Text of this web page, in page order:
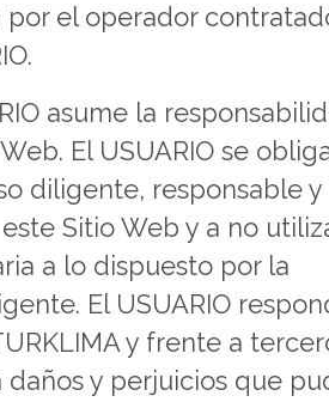
por el operador
asume la
El USUARIO se
diligente, responsable
Sitio Web y a no
a lo dispuesto por la
El USUARIO
y frente a
daños y perjuicios que